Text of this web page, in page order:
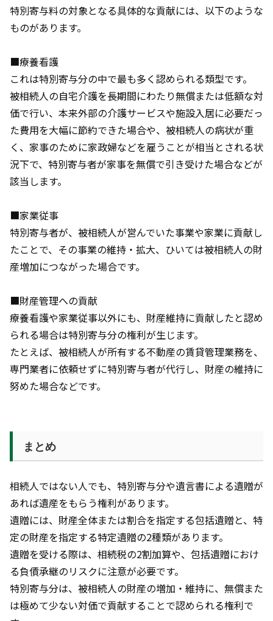
特別寄与料の対象となる具体的な貢献には、以下のような
ものがあります。
■療養看護
これは特別寄与分の中で最も多く認められる類型です。
被相続人の自宅介護を長期間にわたり無償または低額な対
価で行い、本来外部の介護サービスや施設入居に必要だっ
た費用を大幅に節約できた場合や、被相続人の病状が重
く、家事のために家政婦などを雇うことが相当とされる状
況下で、特別寄与者が家事を無償で引き受けた場合などが
該当します。
■家業従事
特別寄与者が、被相続人が営んでいた事業や家業に貢献し
たことで、その事業の維持・拡大、ひいては被相続人の財
産増加につながった場合です。
■財産管理への貢献
療養看護や家業従事以外にも、財産維持に貢献したと認め
られる場合は特別寄与分の権利が生じます。
たとえば、被相続人が所有する不動産の賃貸管理業務を、
専門業者に依頼せずに特別寄与者が代行し、財産の維持に
努めた場合などです。
まとめ
相続人ではない人でも、特別寄与分や遺言書による遺贈が
あれば遺産をもらう権利があります。
遺贈には、財産全体または割合を指定する包括遺贈と、特
定の財産を指定する特定遺贈の2種類があります。
遺贈を受ける際は、相続税の2割加算や、包括遺贈におけ
る負債承継のリスクに注意が必要です。
特別寄与分は、被相続人の財産の増加・維持に、無償また
は極めて少ない対価で貢献することで認められる権利で